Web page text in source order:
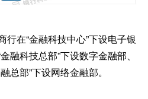
在“金融科技中心”下设电子银
融科技总部”下设数字金融部、
总部”下设网络金融部。